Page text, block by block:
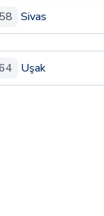
58 Sivas
Uşak